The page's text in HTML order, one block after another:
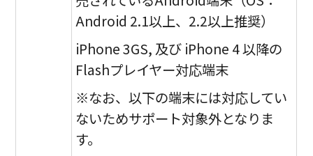
Android 2.1以上、2.2以上推奨）
iPhone 3GS, 及び iPhone 4 以降の
Flashプレイヤー対応端末
※なお、以下の端末には対応してい
ないためサポート対象外となりま
す。